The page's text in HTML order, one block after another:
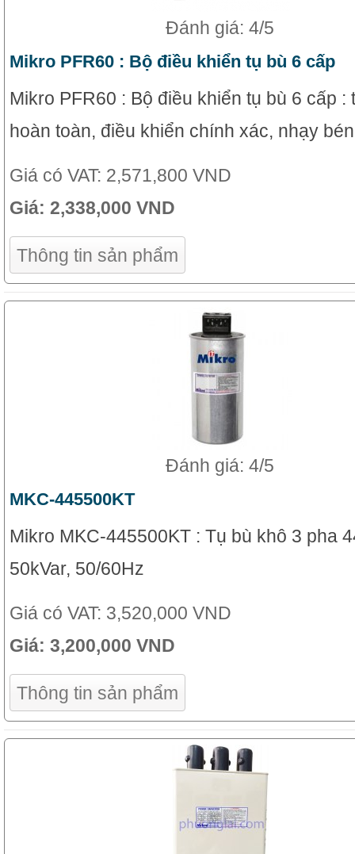
Đánh giá: 4/5
Mikro PFR60 : Bộ điều khiển tụ bù 6 cấp
Mikro PFR60 : Bộ điều khiển tụ bù 6 cấp :
hoàn toàn, điều khiển chính xác, nhạy bén
Giá có VAT: 2,571,800 VND
Giá: 2,338,000 VND
Thông tin sản phẩm
Đánh giá: 4/5
MKC-445500KT
Mikro MKC-445500KT : Tụ bù khô 3 pha
50kVar, 50/60Hz
Giá có VAT: 3,520,000 VND
Giá: 3,200,000 VND
Thông tin sản phẩm